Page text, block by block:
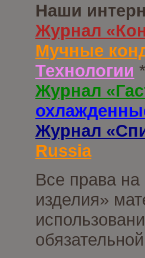
Наши
Журнал
Мучные
Технологии *
Журнал
Журнал
Russia
Все права
изделия»